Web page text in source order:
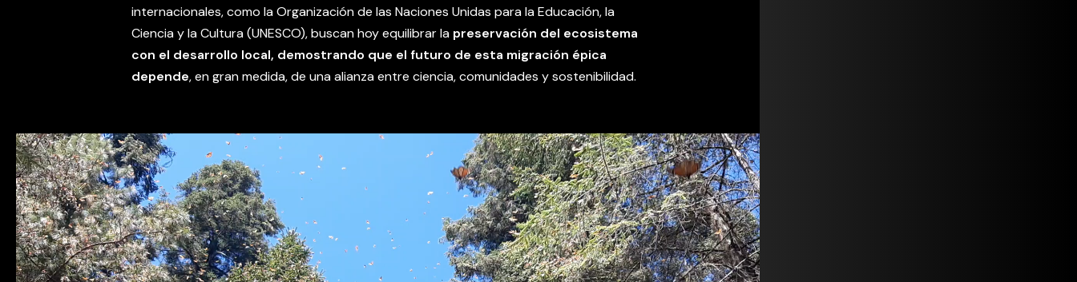
internacionales, como la Organización de las Naciones Unidas para la Educación, la
Ciencia y la Cultura (UNESCO), buscan hoy equilibrar la preservación del ecosistema
con el desarrollo local, demostrando que el futuro de esta migración épica
depende, en gran medida, de una alianza entre ciencia, comunidades y sostenibilidad.